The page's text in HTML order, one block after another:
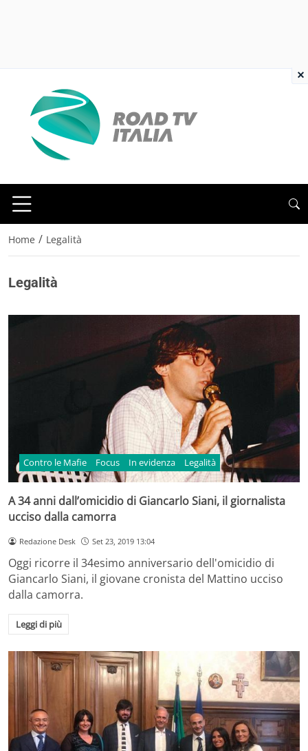
Home / Legalità
Legalità
Contro le Mafie Focus In evidenza Legalità
A 34 anni dall’omicidio di Giancarlo Siani, il giornalista
ucciso dalla camorra
Redazione Desk Set 23, 2019 13:04
Oggi ricorre il 34esimo anniversario dell'omicidio di
Giancarlo Siani, il giovane cronista del Mattino ucciso
dalla camorra.
Leggi di più
×